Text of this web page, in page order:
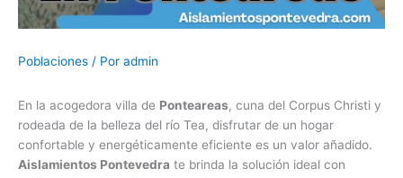
Poblaciones / Por admin
En la acogedora villa de Ponteareas, cuna del Corpus Christi y
rodeada de la belleza del río Tea, disfrutar de un hogar
confortable y energéticamente eficiente es un valor añadido.
Aislamientos Pontevedra te brinda la solución ideal con